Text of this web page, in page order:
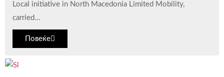
Local initiative in North Macedonia Limited Mobility,
carried...
Повеќе